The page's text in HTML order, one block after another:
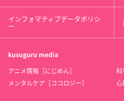
インフォマティブデータポリシ
ー
kusuguru media
アニメ情報［にじめん］
科
メンタルケア［ココロジー］
心